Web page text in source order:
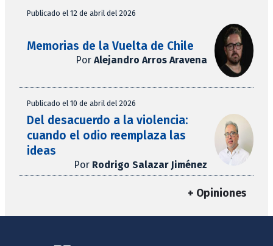
Publicado el 12 de abril del 2026
Memorias de la Vuelta de Chile
Por Alejandro Arros Aravena
Publicado el 10 de abril del 2026
Del desacuerdo a la violencia:
cuando el odio reemplaza las
ideas
Por Rodrigo Salazar Jiménez
+ Opiniones